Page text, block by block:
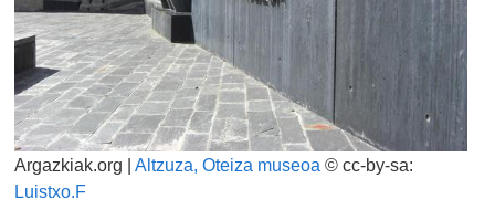
Argazkiak.org |Altzuza, Oteiza museoa © cc-by-sa:
Luistxo.F